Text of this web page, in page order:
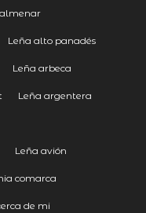
Leña alto panadés
Leña arbeca
Leña argentera
Leña avión
comarca
de mi